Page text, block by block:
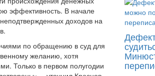
эффективность. В начале
доходов на
по обращению в суд для
желанию, хотя
Только в первом полугодии